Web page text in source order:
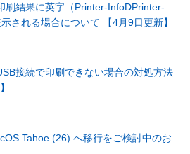
刷結果に英字（Printer-InfoDPrinter-
される場合について 【4月9日更新】
接続で印刷できない場合の対処方法
Tahoe (26) へ移行をご検討中のお